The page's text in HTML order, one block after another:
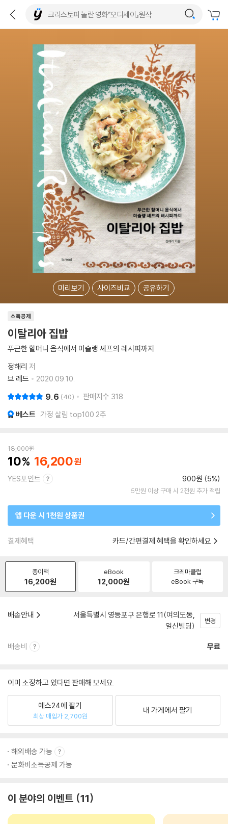
미리보기 사이즈비교 공유하기
소득공제
이탈리아 집밥
푸근한 할머니 음식에서 미슐랭 셰프의 레시피까지
정해리 저
브.레드
2020.09.10.
9.6 40 판매지수 318
베스트 가정 살림 top100 2주
18,000원
10 16,200
YES포인트 900원 (5%)
5만원 이상 구매 시 2천원 추가 적립
앱 다운 시 1천원 상품권
결제혜택 카드/간편결제 혜택을 확인하세요
종이책
16,200원
eBook
12,000원
크레마클럽
eBook 구독
배송안내
서울특별시 영등포구 은행로 11(여의도동,
일신빌딩)
변경
배송비 무료
이미 소장하고 있다면 판매해 보세요.
예스24에 팔기
최상 매입가 2,700원
내 가게에서 팔기
해외배송 가능
문화비소득공제 가능
이 분야의 이벤트 11